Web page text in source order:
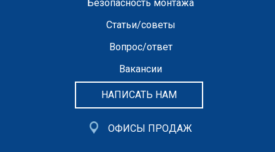
Безопасность монтажа
Статьи/советы
Вопрос/ответ
Вакансии
НАПИСАТЬ НАМ
ОФИСЫ ПРОДАЖ